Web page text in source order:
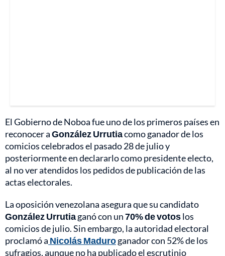
El Gobierno de Noboa fue uno de los primeros países en
reconocer aGonzález Urrutiacomo ganador de los
comicios celebrados el pasado 28 de julio y
posteriormente en declararlo como presidente electo,
al no ver atendidos los pedidos de publicación de las
actas electorales.
La oposición venezolana asegura que su candidato
González Urrutiaganó con un70% de votoslos
comicios de julio. Sin embargo, la autoridad electoral
proclamó a Nicolás Maduroganador con 52% de los
sufragios, aunque no ha publicado el escrutinio